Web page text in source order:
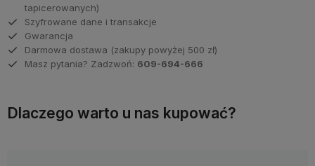
tapicerowanych)
Szyfrowane dane i transakcje
Gwarancja
Darmowa dostawa (zakupy powyżej 500 zł)
Masz pytania? Zadzwoń: 609-694-666
Dlaczego warto u nas kupować?